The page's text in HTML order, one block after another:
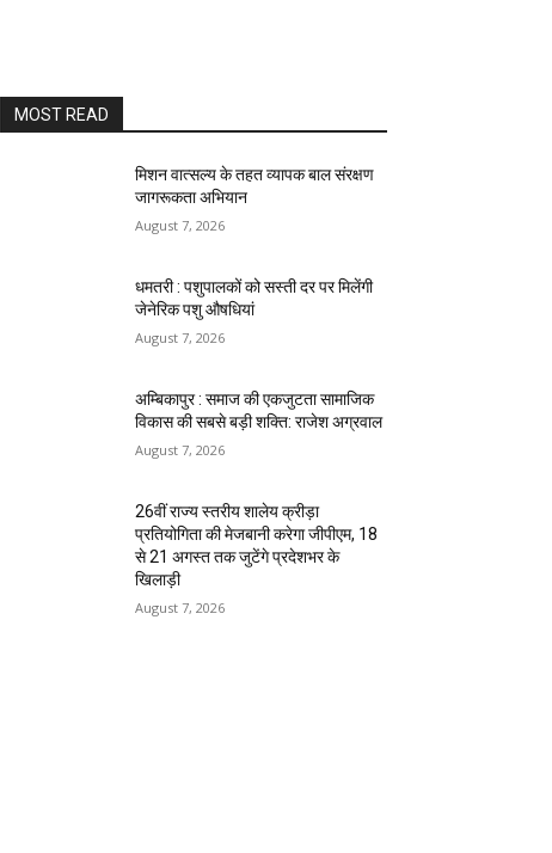
MOST READ
मिशन वात्सल्य के तहत व्यापक बाल संरक्षण
जागरूकता अभियान
August 7, 2026
धमतरी : पशुपालकों को सस्ती दर पर मिलेंगी
जेनेरिक पशु औषधियां
August 7, 2026
अम्बिकापुर : समाज की एकजुटता सामाजिक
विकास की सबसे बड़ी शक्ति: राजेश अग्रवाल
August 7, 2026
26वीं राज्य स्तरीय शालेय क्रीड़ा
प्रतियोगिता की मेजबानी करेगा जीपीएम, 18
से 21 अगस्त तक जुटेंगे प्रदेशभर के
खिलाड़ी
August 7, 2026